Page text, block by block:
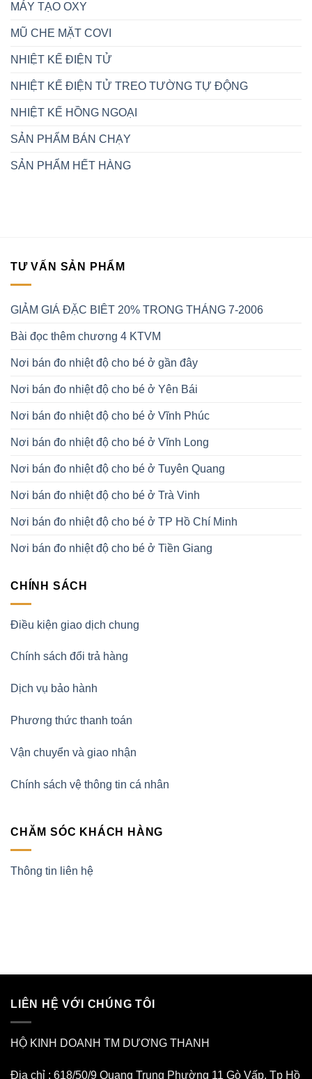
MÁY TẠO OXY
MŨ CHE MẶT COVI
NHIỆT KẾ ĐIỆN TỬ
NHIỆT KẾ ĐIỆN TỬ TREO TƯỜNG TỰ ĐỘNG
NHIỆT KẾ HỒNG NGOẠI
SẢN PHẨM BÁN CHẠY
SẢN PHẨM HẾT HÀNG
TƯ VẤN SẢN PHẨM
GIẢM GIÁ ĐẶC BIÊT 20% TRONG THÁNG 7-2006
Bài đọc thêm chương 4 KTVM
Nơi bán đo nhiệt độ cho bé ở gần đây
Nơi bán đo nhiệt độ cho bé ở Yên Bái
Nơi bán đo nhiệt độ cho bé ở Vĩnh Phúc
Nơi bán đo nhiệt độ cho bé ở Vĩnh Long
Nơi bán đo nhiệt độ cho bé ở Tuyên Quang
Nơi bán đo nhiệt độ cho bé ở Trà Vinh
Nơi bán đo nhiệt độ cho bé ở TP Hồ Chí Minh
Nơi bán đo nhiệt độ cho bé ở Tiền Giang
CHÍNH SÁCH
Điều kiện giao dịch chung
Chính sách đổi trả hàng
Dịch vụ bảo hành
Phương thức thanh toán
Vận chuyển và giao nhận
Chính sách vệ thông tin cá nhân
CHĂM SÓC KHÁCH HÀNG
Thông tin liên hệ
LIÊN HỆ VỚI CHÚNG TÔI
HỘ KINH DOANH TM DƯƠNG THANH
Địa chỉ : 618/50/9 Quang Trung Phường 11 Gò Vấp. Tp Hồ